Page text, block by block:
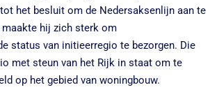
het besluit om de Nedersaksenlijn aan te
maakte hij zich sterk om
status van initieerregio te bezorgen. Die
met steun van het Rijk in staat om te
op het gebied van woningbouw.